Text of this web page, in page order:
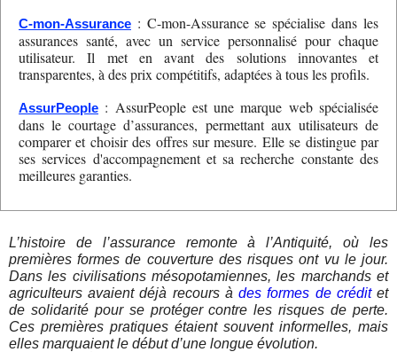
C-mon-Assurance : C-mon-Assurance se spécialise dans les
assurances santé, avec un service personnalisé pour chaque
utilisateur. Il met en avant des solutions innovantes et
transparentes, à des prix compétitifs, adaptées à tous les profils.
AssurPeople : AssurPeople est une marque web spécialisée
dans le courtage d’assurances, permettant aux utilisateurs de
comparer et choisir des offres sur mesure. Elle se distingue par
ses services d'accompagnement et sa recherche constante des
meilleures garanties.
L’histoire de l’assurance remonte à l’Antiquité, où les
premières formes de couverture des risques ont vu le jour.
Dans les civilisations mésopotamiennes, les marchands et
agriculteurs avaient déjà recours àdes formes de créditet
de solidarité pour se protéger contre les risques de perte.
Ces premières pratiques étaient souvent informelles, mais
elles marquaient le début d’une longue évolution.